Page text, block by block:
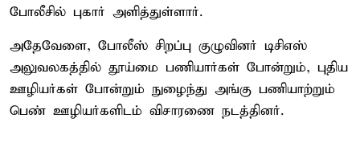
போலீசில் புகார் அளித்துள்ளார்.
அதேவேளை, போலீஸ் சிறப்பு குழுவினர் டிசிஎஸ்
அலுவலகத்தில் தூய்மை பணியார்கள் போன்றும், புதிய
ஊழியர்கள் போன்றும் நுழைந்து அங்கு பணியாற்றும்
பெண் ஊழியர்களிடம் விசாரணை நடத்தினர்.